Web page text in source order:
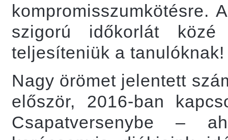
kompromisszumkötésre.
szigorú időkorlát
teljesíteniük a tanulóknak!
Nagy örömet jelentett
először, 2016-ban
Csapatversenybe –